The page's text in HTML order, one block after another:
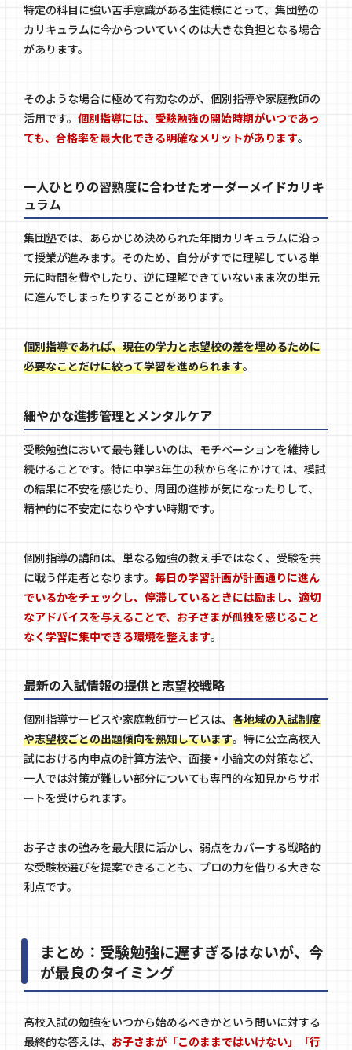
特定の科目に強い苦手意識がある生徒様にとって、集団塾の
カリキュラムに今からついていくのは大きな負担となる場合
があります。
そのような場合に極めて有効なのが、個別指導や家庭教師の
活用です。 個別指導には、受験勉強の開始時期がいつであっ
ても、合格率を最大化できる明確なメリットがあります。
一人ひとりの習熟度に合わせたオーダーメイドカリキ
ュラム
集団塾では、あらかじめ決められた年間カリキュラムに沿っ
て授業が進みます。そのため、自分がすでに理解している単
元に時間を費やしたり、逆に理解できていないまま次の単元
に進んでしまったりすることがあります。
個別指導であれば、現在の学力と志望校の差を埋めるために
必要なことだけに絞って学習を進められます。
細やかな進捗管理とメンタルケア
受験勉強において最も難しいのは、モチベーションを維持し
続けることです。特に中学3年生の秋から冬にかけては、模試
の結果に不安を感じたり、周囲の進捗が気になったりして、
精神的に不安定になりやすい時期です。
個別指導の講師は、単なる勉強の教え手ではなく、受験を共
に戦う伴走者となります。 毎日の学習計画が計画通りに進ん
でいるかをチェックし、停滞しているときには励まし、適切
なアドバイスを与えることで、お子さまが孤独を感じること
なく学習に集中できる環境を整えます。
最新の入試情報の提供と志望校戦略
個別指導サービスや家庭教師サービスは、 各地域の入試制度
や志望校ごとの出題傾向を熟知しています。特に公立高校入
試における内申点の計算方法や、面接・小論文の対策など、
一人では対策が難しい部分についても専門的な知見からサポ
ートを受けられます。
お子さまの強みを最大限に活かし、弱点をカバーする戦略的
な受験校選びを提案できることも、プロの力を借りる大きな
利点です。
まとめ：受験勉強に遅すぎるはないが、今
が最良のタイミング
高校入試の勉強をいつから始めるべきかという問いに対する
最終的な答えは、 お子さまが「このままではいけない」「行